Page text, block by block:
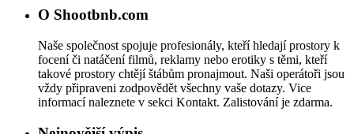
O Shootbnb.com
Naše společnost spojuje profesionály, kteří hledají prostory k
focení či natáčení filmů, reklamy nebo erotiky s těmi, kteří
takové prostory chtějí štábům pronajmout. Naši operátoři jsou
vždy připraveni zodpovědět všechny vaše dotazy. Vice
informací naleznete v sekci Kontakt. Zalistování je zdarma.